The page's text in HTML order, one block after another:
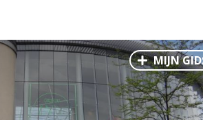
MIJN